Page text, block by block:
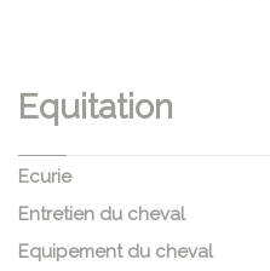
Equitation
Ecurie
Entretien du cheval
Equipement du cheval